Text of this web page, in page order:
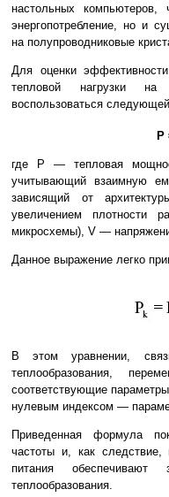
настольных
энергопотребление, но и
на полупроводниковые
Для оценки
тепловой нагрузки на
воспользоваться
P
где P — тепловая
учитывающий взаимную
зависящий от
увеличением плотности
микросхемы), V —
Данное выражение легко
В этом уравнении,
теплообразования,
соответствующие
нулевым индексом —
Приведенная формула
частоты и, как следствие,
питания обеспечивают
теплообразования.